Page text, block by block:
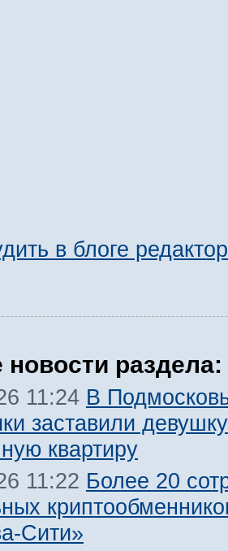
в блоге
раздела:
11:24 В
заставили
квартиру
11:22 Более 20
Сити»